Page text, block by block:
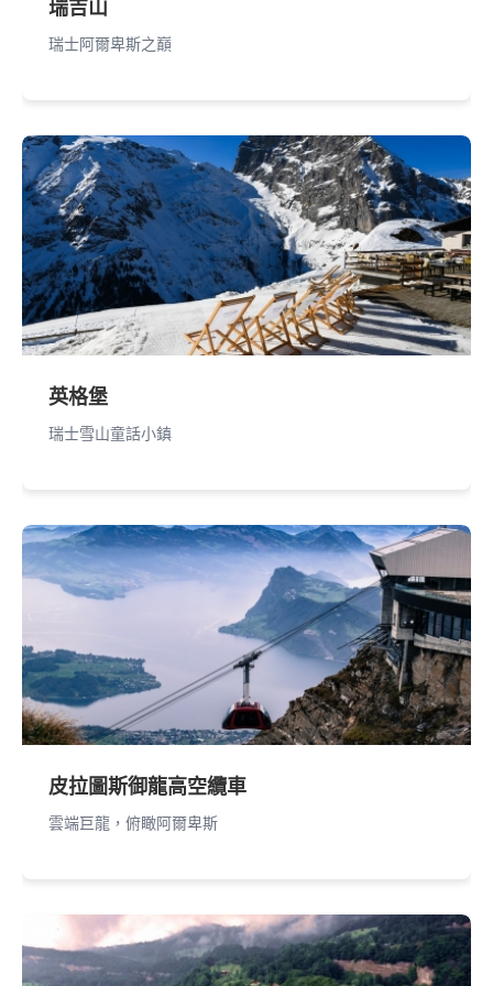
瑞吉山
瑞士阿爾卑斯之巔
英格堡
瑞士雪山童話小鎮
皮拉圖斯御龍高空纜車
雲端巨龍，俯瞰阿爾卑斯